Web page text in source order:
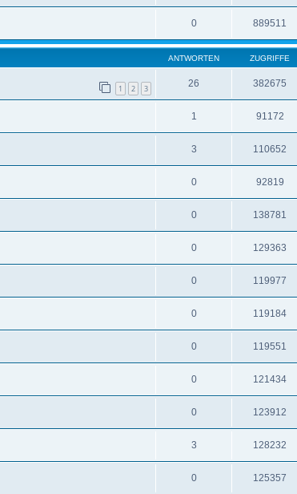
0 889511
ANTWORTEN ZUGRIFFE
1 2 3
26 382675
1 91172
3 110652
0 92819
0 138781
0 129363
0 119977
0 119184
0 119551
0 121434
0 123912
3 128232
0 125357